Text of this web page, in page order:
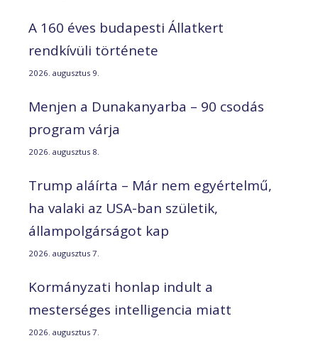
A 160 éves budapesti Állatkert
rendkívüli története
2026. augusztus 9.
Menjen a Dunakanyarba – 90 csodás
program várja
2026. augusztus 8.
Trump aláírta – Már nem egyértelmű,
ha valaki az USA-ban születik,
állampolgárságot kap
2026. augusztus 7.
Kormányzati honlap indult a
mesterséges intelligencia miatt
2026. augusztus 7.